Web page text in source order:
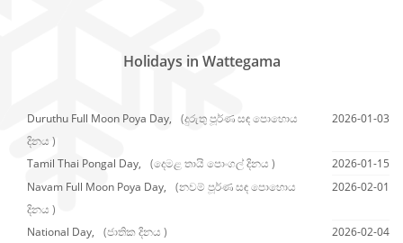
Holidays in Wattegama
Duruthu Full Moon Poya Day,
(දුරුතු පූර්ණ සඳ පොහොය
දිනය )
2026-01-03
Tamil Thai Pongal Day, (දෙමළ තායි පොංගල් දිනය )
2026-01-15
Navam Full Moon Poya Day,
(නවම් පූර්ණ සඳ පොහොය
දිනය )
2026-02-01
National Day, (ජාතික දිනය )
2026-02-04